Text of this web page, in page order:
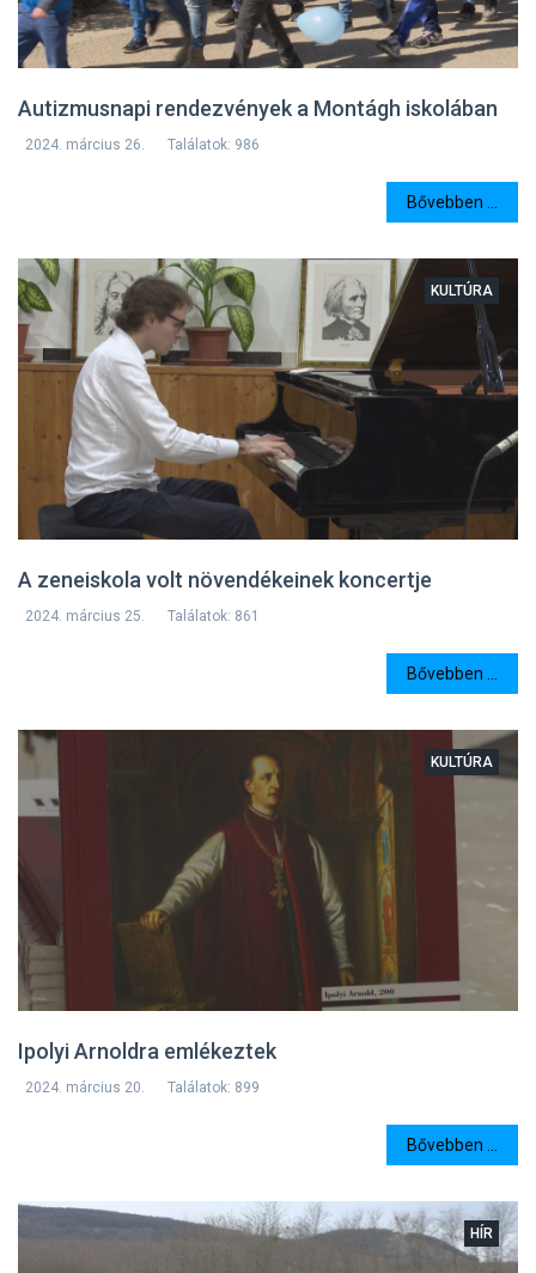
Autizmusnapi rendezvények a Montágh iskolában
2024. március 26. Találatok: 986
Bővebben ...
A zeneiskola volt növendékeinek koncertje
KULTÚRA
2024. március 25. Találatok: 861
Bővebben ...
Ipolyi Arnoldra emlékeztek
KULTÚRA
2024. március 20. Találatok: 899
Bővebben ...
HÍR